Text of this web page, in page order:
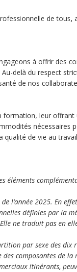
de
à offrir des
delà du respect
de nos
leur
nécessaires
de vie au
éléments
l’année 2025. En
définies par la
ne traduit pas en
par sexe des dix
composantes de
itinérants,